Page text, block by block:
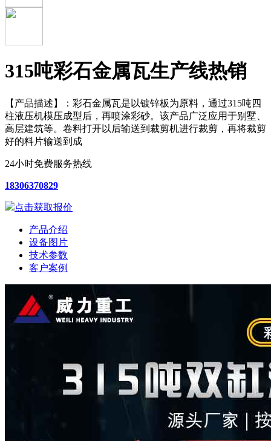
315吨彩石金属瓦生产线热销
【产品描述】： 彩石金属瓦是以镀锌板为原料，通过315吨四
柱液压机模压成型后，再喷涂彩砂。该产品广泛应用于别墅、
高层建筑等。卷料打开以后输送到裁剪机进行裁剪，再将裁剪
好的料片输送到成
24小时免费服务热线
18306370829
点击获取报价
产品介绍
设备图片
技术参数
客户案例